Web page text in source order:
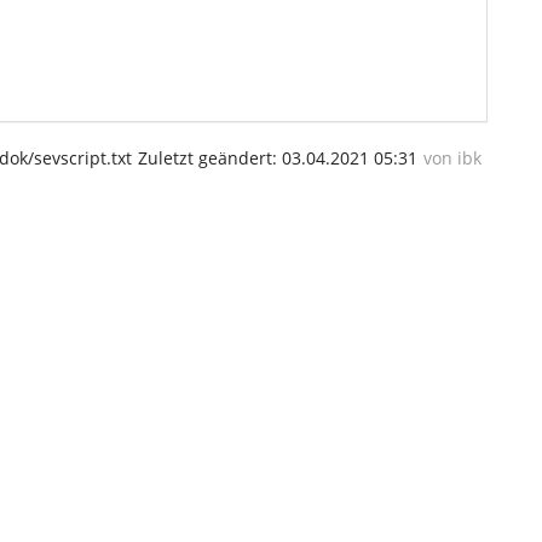
dok/sevscript.txt Zuletzt geändert: 03.04.2021 05:31 von ibk